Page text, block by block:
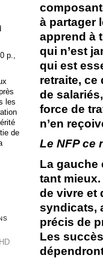
à partager
apprend à
qui n’est
qui est
retraite, ce
de
force de
n’en
Le NFP ce
La gauche
tant
de vivre et
syndicats,
précis de
Les
p.,
les
de